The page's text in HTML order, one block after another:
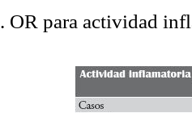
. OR para actividad